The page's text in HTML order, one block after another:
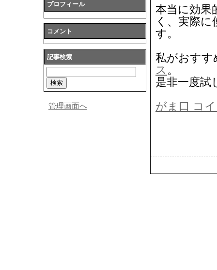
本当に効果
く、実際
す。
私がおすす
ス 。
是非一度試
がま口 コ
プロフィール
コメント
記事検索
管理画面へ